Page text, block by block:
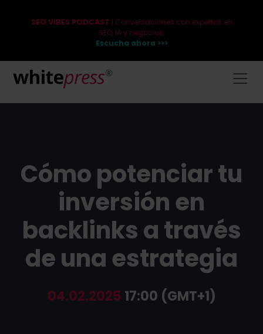
SEO VIBES PODCAST | Conversaciones con expertos en
SEO, IA y negocios.
Escucha ahora >>>
Cómo potenciar tu
inversión en
backlinks a través
de una estrategia
04.02.2025 17:00 (GMT+1)